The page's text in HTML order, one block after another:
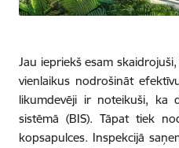
Jau iepriekš esam
vienlaikus nodrošināt
likumdevēji ir noteikuši, ka
sistēmā (BIS). Tāpat tiek
kopsapulces. Inspekcijā